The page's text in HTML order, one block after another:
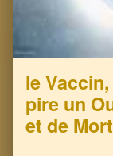
le
pire un
et de Mort